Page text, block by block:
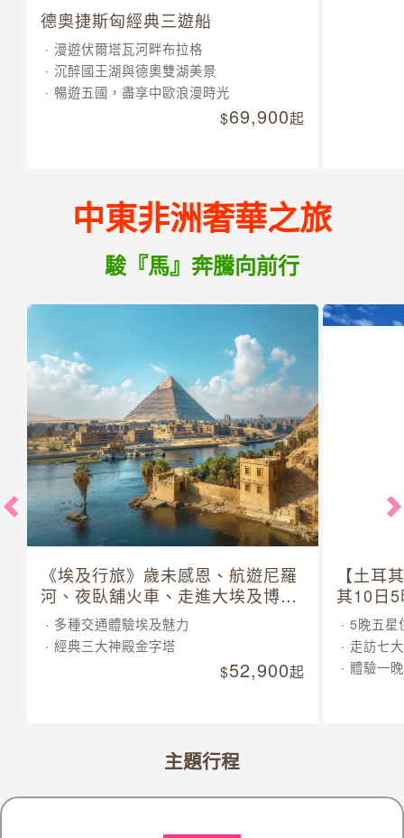
德奧捷斯匈經典三遊船
漫遊伏爾塔瓦河畔布拉格
沉醉國王湖與德奧雙湖美景
暢遊五國，盡享中歐浪漫時光
69,900起
中東非洲奢華之旅
駿『馬』奔騰向前行
《埃及行旅》歲未感恩、航遊尼羅
河、夜臥舖火車、走進大埃及博物
館 10 日
多種交通體驗埃及魅力
經典三大神殿金字塔
52,900起
【土耳
其10日
5晚五星
走訪七
體驗一
主題行程